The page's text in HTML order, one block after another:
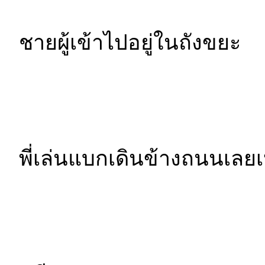
ชายผู้เข้าไปอยู่ในถังขยะ
พี่เล่นแบกเดินข้างถนนเลย